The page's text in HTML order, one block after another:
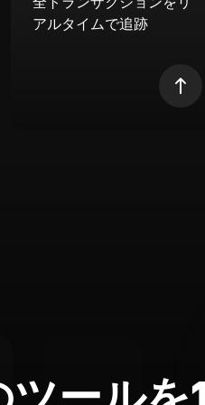
アルタイムで追跡